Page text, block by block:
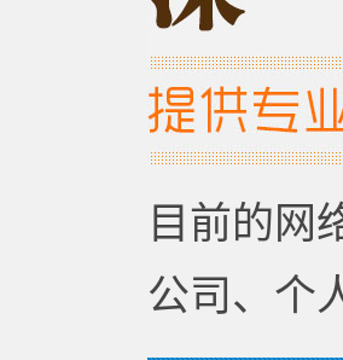
目前的网
公司、个